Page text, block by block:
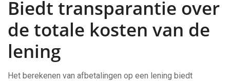
Biedt transparantie over
de totale kosten van de
lening
Het berekenen van afbetalingen op een lening biedt